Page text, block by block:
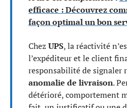
efficace : Découvrez
façon optimal un bon
Chez UPS, la réactivité
l’expéditeur et le client
responsabilité de signaler
anomalie de livraison.
détérioré, comportement